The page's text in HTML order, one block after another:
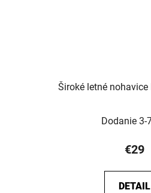
Široké letné
Dodanie 3-
€29
DETAIL